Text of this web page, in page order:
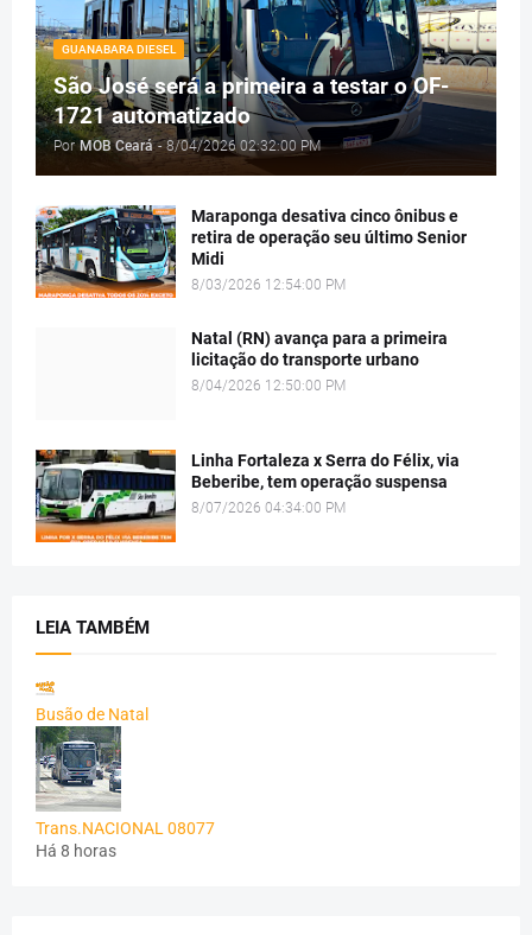
GUANABARA DIESEL
São José será a primeira a testar o OF-
1721 automatizado
Por MOB Ceará - 8/04/2026 02:32:00 PM
Maraponga desativa cinco ônibus e
retira de operação seu último Senior
Midi
8/03/2026 12:54:00 PM
Natal (RN) avança para a primeira
licitação do transporte urbano
8/04/2026 12:50:00 PM
Linha Fortaleza x Serra do Félix, via
Beberibe, tem operação suspensa
8/07/2026 04:34:00 PM
LEIA TAMBÉM
Busão de Natal
Trans.NACIONAL 08077
Há 8 horas